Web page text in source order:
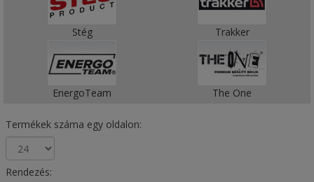
Stég Trakker
EnergoTeam The One
Termékek száma egy oldalon:
Rendezés: